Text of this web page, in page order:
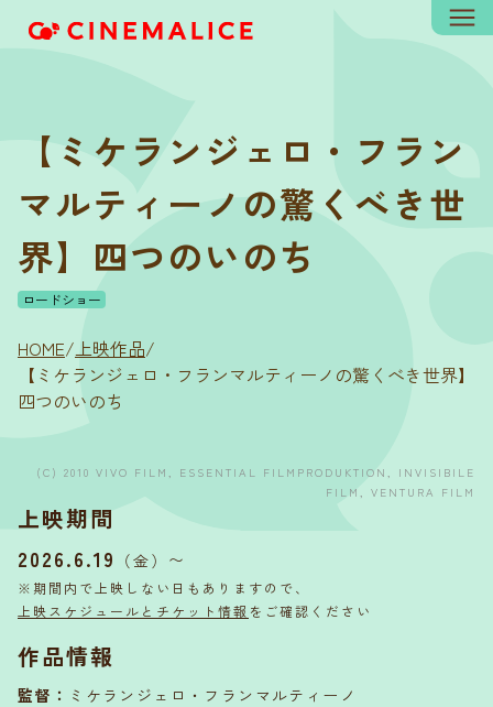
【ミケランジェロ・フラン
マルティーノの驚くべき世
界】四つのいのち
ロードショー
HOME/上映作品/
【ミケランジェロ・フランマルティーノの驚くべき世界】
四つのいのち
(C) 2010 VIVO FILM, ESSENTIAL FILMPRODUKTION, INVISIBILE
FILM, VENTURA FILM
上映期間
2026.6.19 （金） 〜
※期間内で上映しない日もありますので、
上映スケジュールとチケット情報 をご確認ください
作品情報
監督 ： ミケランジェロ・フランマルティーノ